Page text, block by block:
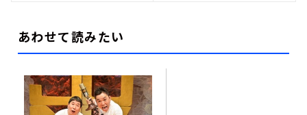
あわせて読みたい